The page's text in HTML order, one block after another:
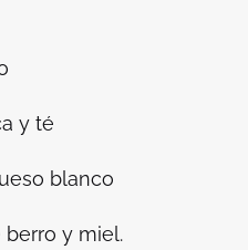
y té
blanco
berro y miel.